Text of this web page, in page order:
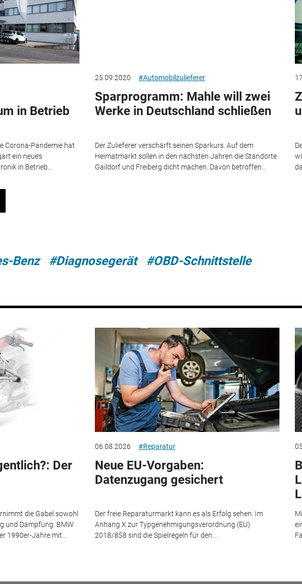
in Betrieb
Corona-Pandemie hat
ein neues
in Betrieb...
25.09.2020 #Automobilzulieferer
Sparprogramm: Mahle will zwei
Werke in Deutschland schließen
Der Zulieferer verschärft seinen Sparkurs. Auf dem
Heimatmarkt sollen in den nächsten Jahren die Standorte
Gaildorf und Freiberg dicht machen. Davon betroffen...
Benz #Diagnosegerät #OBD-Schnittstelle
Der
die Gabel sowohl
und Dämpfung. BMW
1990er-Jahre mit...
06.08.2026 #Reparatur
Neue EU-Vorgaben:
Datenzugang gesichert
Der freie Reparaturmarkt kann es als Erfolg sehen: Im
Anhang X zur Typgenehmigungsverordnung (EU)
2018/858 sind die Spielregeln für den...